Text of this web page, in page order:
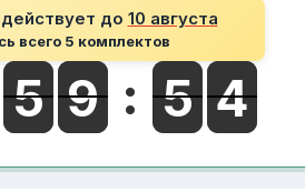
до 10 августа
всего 5 комплектов